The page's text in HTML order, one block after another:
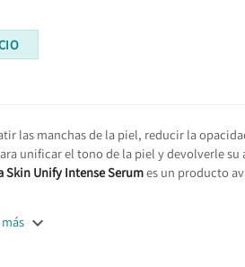
las manchas de la piel, reducir la
unificar el tono de la piel y devolverle
Skin Unify Intense Serumes un producto
